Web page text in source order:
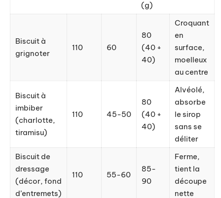
(g)
Biscuit à
grignoter
110 60
80
(40 +
40)
Croquant
en
surface,
moelleux
au centre
Biscuit à
imbiber
(charlotte,
tiramisu)
110 45-50
80
(40 +
40)
Alvéolé,
absorbe
le sirop
sans se
déliter
Biscuit de
dressage
(décor, fond
d’entremets)
110 55-60
85-
90
Ferme,
tient la
découpe
nette